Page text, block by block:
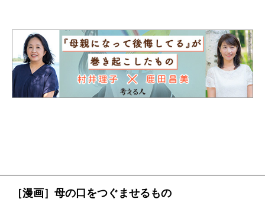
とんど感覚のない下半身を引きずりながら、這うよう
にして下の階にある売店に向かった。足の間から悪露
が流れ続けていた。その時のことを今も繰り返し思い
出す。まるで貞子のように通路をズルズル歩く顔面蒼
［漫画］母の口をつぐませるもの